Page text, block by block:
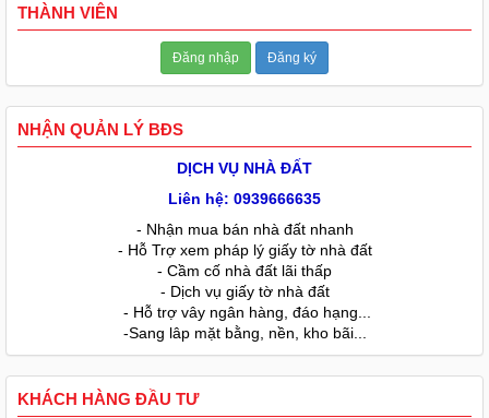
THÀNH VIÊN
Đăng nhập Đăng ký
NHẬN QUẢN LÝ BĐS
DỊCH VỤ NHÀ ĐẤT
Liên hệ: 0939666635
- Nhận mua bán nhà đất nhanh
- Hỗ Trợ xem pháp lý giấy tờ nhà đất
- Cầm cố nhà đất lãi thấp
- Dịch vụ giấy tờ nhà đất
- Hỗ trợ vây ngân hàng, đáo hạng...
-Sang lâp mặt bằng, nền, kho bãi...
KHÁCH HÀNG ĐẦU TƯ